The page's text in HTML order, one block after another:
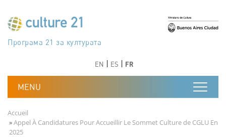
جدول أعمال القرن 21 للثقافة
Програма 21 за културата
Agenda 21 de la cultura
Agjenda 21 për kulturë
Agenda 21 van cultuur
Agenda 21 for culture
Kulturaren Agenda 21
Agenda 21 de la culture
Axenda 21 da cultura
Agenda 21 für Kultur
Agenda 21 della cultura
文化のためのアジェンダ21
دستورکار 21 برای فرهنگ
Agenda 21 dla kultury
Agenda 21 da cultura
Повестка дня 21 для культуры
Agenda 21 za kulturu
Agenda 21 de la cultura
Agenda 21 för kulturen
Kültür için Gündem 21
Порядок денний 21 для культури
EN ES FR
Fil d'Ariane
Accueil
Appel À Candidatures Pour Accueillir Le Sommet Culture de CGLU En
2025